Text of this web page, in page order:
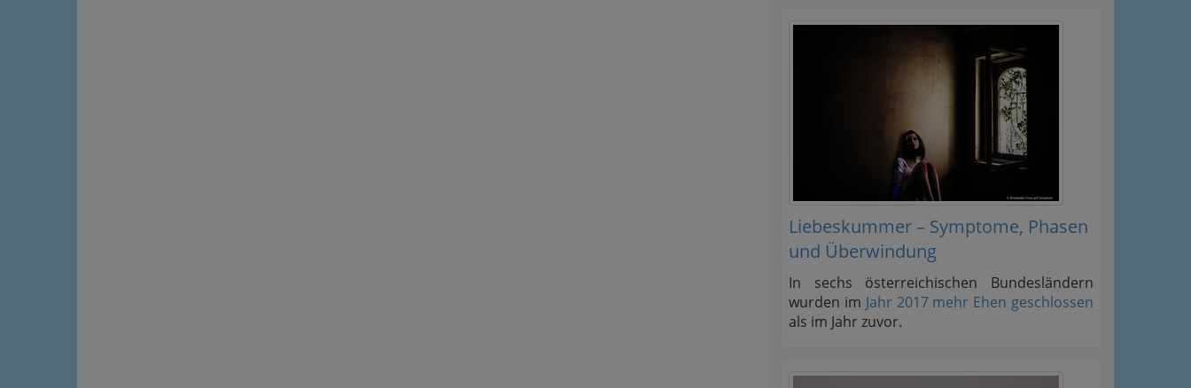
Liebeskummer – Symptome, Phasen
und Überwindung
In sechs österreichischen Bundesländern
wurden im Jahr 2017 mehr Ehen geschlossen
als im Jahr zuvor.